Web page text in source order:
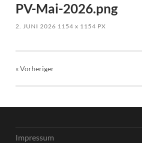
PV-Mai-2026.png
2. JUNI 2026 1154x 1154 PX
« Vorheriger
Impressum